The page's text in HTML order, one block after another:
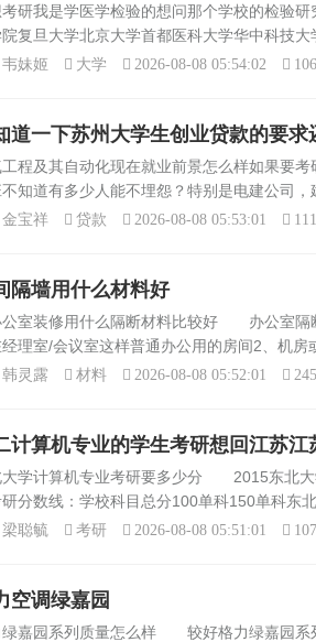
考研我是学医学检验的想问那个学校的检
院复旦大学北京大学首都医科大学华中科技
京医科大学山东大学重庆医科大学第二军
韦妹姬 大学 2026-08-08 05:54:02 106
道一下苏州大学生创业贷款的要
工程及其自动化现在就业前景怎么样如果
知道有多少人能不埋怨？特别是电建公司
体。当然毕业后马上从事大学生创业，个
金宝祥 贷款 2026-08-08 05:53:01 111
隔墙用什么材料好
公室装修用什么隔断材料比较好 办公室隔
经理室/会议室这样普通办公用的房间2、机
用轻钢龙骨+石膏板+填充隔音棉的做法就
韩灵露 材料 2026-08-08 05:52:01 245
计算机专业的学生考研想回江苏江
大学计算机专业考研要多少分 2015东北大
分数线：学校科目总分100单科150单科东
数学4、计算机专业综合基础——含数据结构
梁聪毓 考研 2026-08-08 05:51:01 107
空调绿嘉园
绿嘉园系列质量怎么样 较好格力绿嘉园系